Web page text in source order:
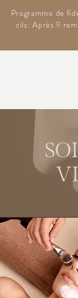
Programme de
cils: Après 9